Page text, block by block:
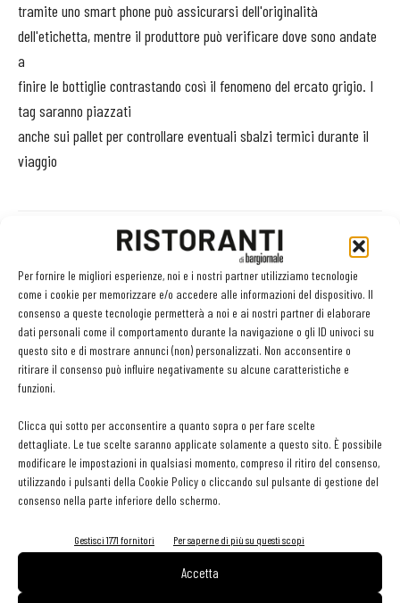
Per fornire le migliori esperienze, noi e i nostri partner utilizziamo tecnologie
come i cookie per memorizzare e/o accedere alle informazioni del dispositivo. Il
consenso a queste tecnologie permetterà a noi e ai nostri partner di elaborare
dati personali come il comportamento durante la navigazione o gli ID univoci su
questo sito e di mostrare annunci (non) personalizzati. Non acconsentire o
ritirare il consenso può influire negativamente su alcune caratteristiche e
funzioni.
Clicca qui sotto per acconsentire a quanto sopra o per fare scelte
dettagliate. Le tue scelte saranno applicate solamente a questo sito. È possibile
modificare le impostazioni in qualsiasi momento, compreso il ritiro del consenso,
utilizzando i pulsanti della Cookie Policy o cliccando sul pulsante di gestione del
consenso nella parte inferiore dello schermo.
Gestisci 1771 fornitori Per saperne di più su questi scopi
Accetta
tramite uno smart phone può assicurarsi dell'originalità
dell'etichetta, mentre il produttore può verificare dove sono andate
a
finire le bottiglie contrastando così il fenomeno del ercato grigio. I
tag saranno piazzati
anche sui pallet per controllare eventuali sbalzi termici durante il
viaggio
Facebook Twitter
LEGGI ANCHE
sicurezza e competitività della filiera
Primiziexpress: frutta e verdura a portata di chef
MOWI amplia la gamma Food Service con nuovi